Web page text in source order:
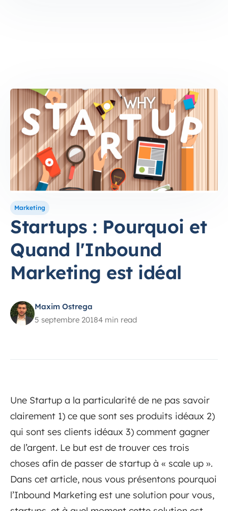
Marketing
Startups : Pourquoi et
Quand l'Inbound
Marketing est idéal
Maxim Ostrega
5 septembre 20184 min read
Une Startup a la particularité de ne pas savoir
clairement 1) ce que sont ses produits idéaux 2)
qui sont ses clients idéaux 3) comment gagner
de l’argent. Le but est de trouver ces trois
choses afin de passer de startup à « scale up ».
Dans cet article, nous vous présentons pourquoi
l’Inbound Marketing est une solution pour vous,